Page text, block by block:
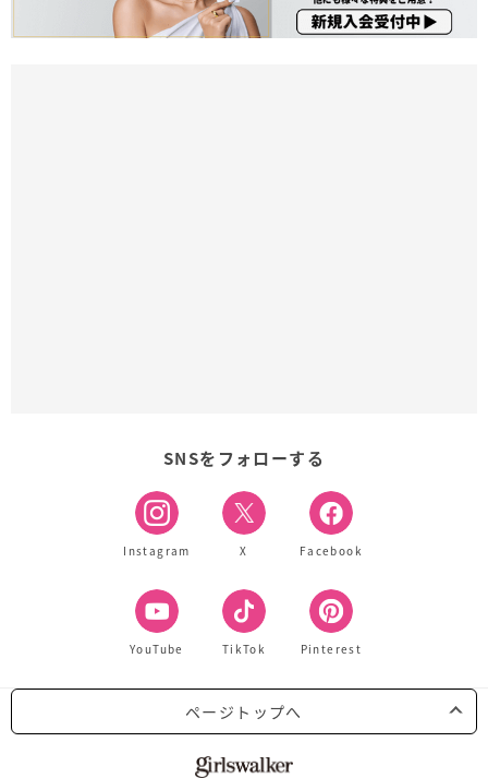
SNSをフォローする
Instagram X Facebook
YouTube TikTok Pinterest
ページトップへ